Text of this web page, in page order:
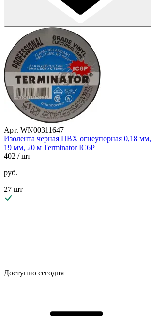
Арт. WN00311647
Изолента черная ПВХ огнеупорная 0,18 мм,
19 мм, 20 м Terminator IC6P
402 / шт
руб.
27 шт
Доступно сегодня